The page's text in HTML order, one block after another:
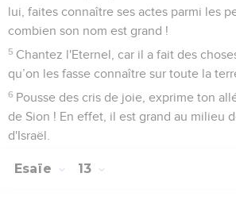
lui, faites connaître ses actes parmi les
combien son nom est grand !
5 Chantez l'Eternel, car il a fait des
qu’on les fasse connaître sur toute la
6 Pousse des cris de joie, exprime ton
de Sion ! En effet, il est grand au milieu
d'Israël.
Esaïe 13